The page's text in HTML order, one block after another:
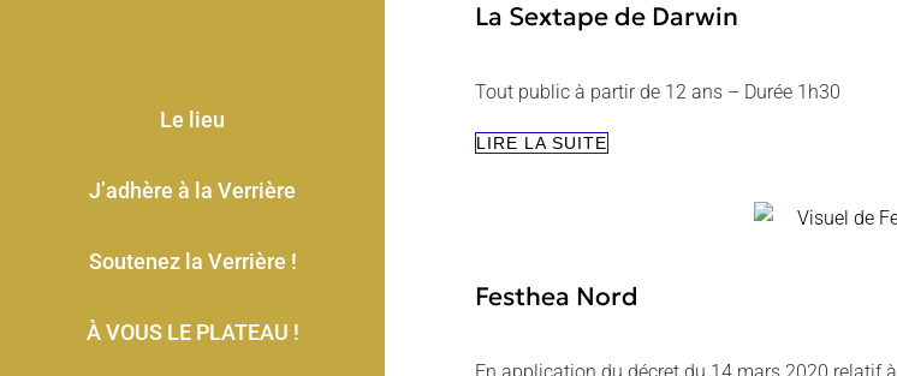
Le lieu
J’adhère à la Verrière
Soutenez la Verrière !
À VOUS LE PLATEAU !
La Sextape de Darwin
Tout public à partir de 12 ans – Durée 1h30
LIRE LA SUITELA
Festhea Nord